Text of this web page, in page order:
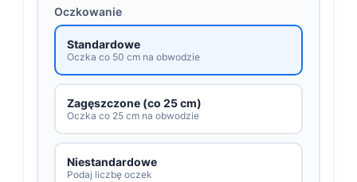
Oczkowanie
Standardowe
Oczka co 50 cm na obwodzie
Zagęszczone (co 25 cm)
Oczka co 25 cm na obwodzie
Niestandardowe
Podaj liczbę oczek